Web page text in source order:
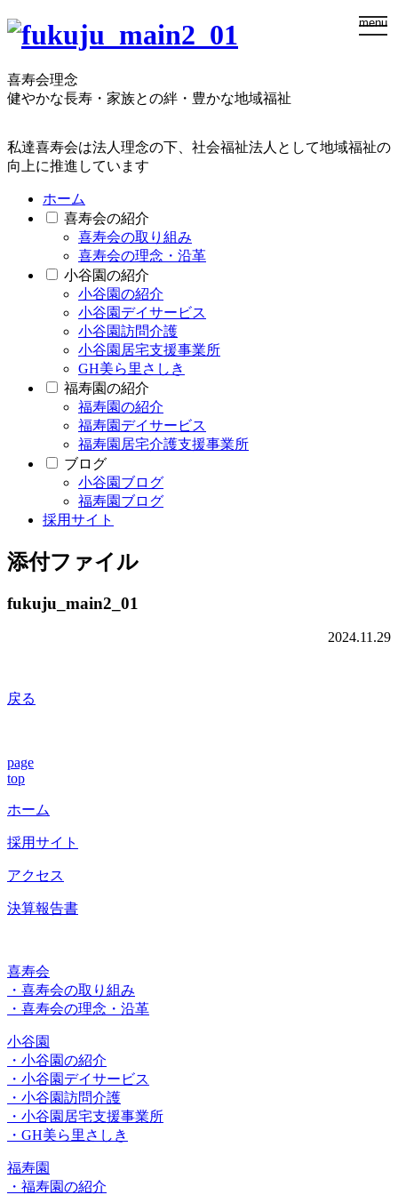
menu
喜寿会理念
健やかな長寿・家族との絆・豊かな地域福祉
私達喜寿会は法人理念の下、社会福祉法人として地域福祉の
向上に推進しています
ホーム
喜寿会の紹介
喜寿会の取り組み
喜寿会の理念・沿革
小谷園の紹介
小谷園の紹介
小谷園デイサービス
小谷園訪問介護
小谷園居宅支援事業所
GH美ら里さしき
福寿園の紹介
福寿園の紹介
福寿園デイサービス
福寿園居宅介護支援事業所
ブログ
小谷園ブログ
福寿園ブログ
採用サイト
添付ファイル
fukuju_main2_01
2024.11.29
戻る
page
top
ホーム
採用サイト
アクセス
決算報告書
喜寿会
・喜寿会の取り組み
・喜寿会の理念・沿革
小谷園
・小谷園の紹介
・小谷園デイサービス
・小谷園訪問介護
・小谷園居宅支援事業所
・GH美ら里さしき
福寿園
・福寿園の紹介